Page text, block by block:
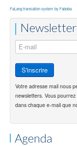
FaLang translation system by Faboba
Newsletter
Votre adresse mail nous
newsletters. Vous
dans chaque e-mail que
Agenda